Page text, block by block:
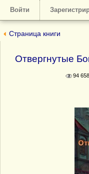
Войти
Страница книги
Отвергнутые
94 658